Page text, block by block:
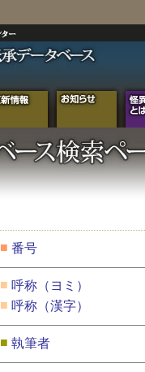
■ 番号
■ 呼称（ヨミ）
■ 呼称（漢字）
■ 執筆者